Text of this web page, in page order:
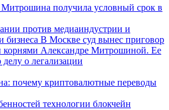
Митрошина получила условный срок в
против медиаиндустрии и
бизнеса В Москве суд вынес приговор
корнями Александре Митрошиной. Ее
о легализации
почему криптовалютные переводы
технологии блокчейн